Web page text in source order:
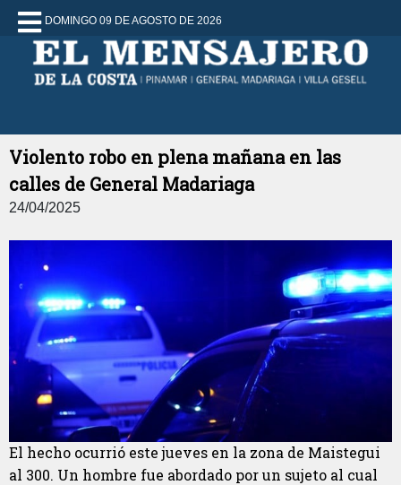
DOMINGO 09 DE AGOSTO DE 2026
Violento robo en plena mañana en las
calles de General Madariaga
24/04/2025
El hecho ocurrió este jueves en la zona de Maistegui
al 300. Un hombre fue abordado por un sujeto al cual